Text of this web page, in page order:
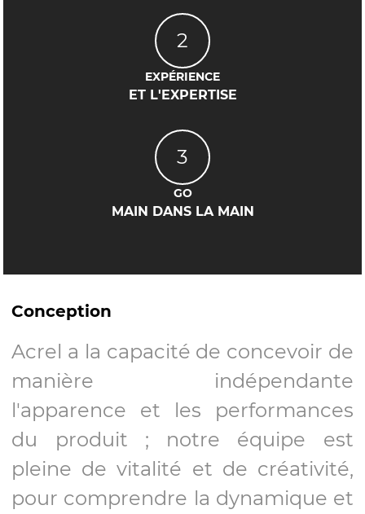
2
EXPÉRIENCE
ET L'EXPERTISE
3
GO
MAIN DANS LA MAIN
Conception
Acrel a la capacité de concevoir de
manière indépendante
l'apparence et les performances
du produit ; notre équipe est
pleine de vitalité et de créativité,
pour comprendre la dynamique et